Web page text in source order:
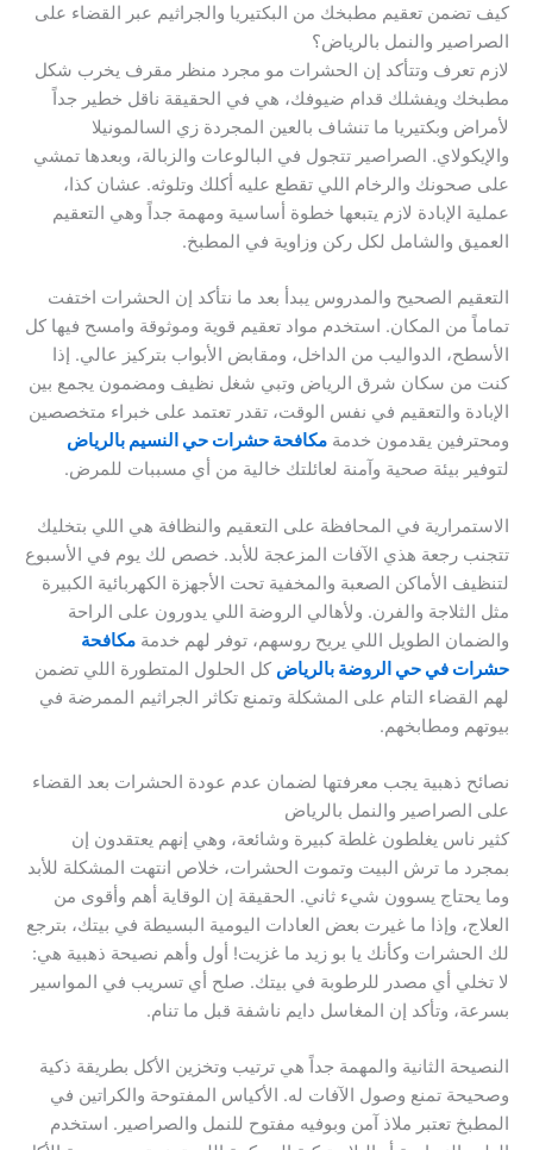
كيف تضمن تعقيم مطبخك من البكتيريا والجراثيم عبر القضاء على
الصراصير والنمل بالرياض؟
لازم تعرف وتتأكد إن الحشرات مو مجرد منظر مقرف يخرب شكل
مطبخك ويفشلك قدام ضيوفك، هي في الحقيقة ناقل خطير جداً
لأمراض وبكتيريا ما تنشاف بالعين المجردة زي السالمونيلا
والإيكولاي. الصراصير تتجول في البالوعات والزبالة، وبعدها تمشي
على صحونك والرخام اللي تقطع عليه أكلك وتلوثه. عشان كذا،
عملية الإبادة لازم يتبعها خطوة أساسية ومهمة جداً وهي التعقيم
العميق والشامل لكل ركن وزاوية في المطبخ.
التعقيم الصحيح والمدروس يبدأ بعد ما نتأكد إن الحشرات اختفت
تماماً من المكان. استخدم مواد تعقيم قوية وموثوقة وامسح فيها كل
الأسطح، الدواليب من الداخل، ومقابض الأبواب بتركيز عالي. إذا
كنت من سكان شرق الرياض وتبي شغل نظيف ومضمون يجمع بين
الإبادة والتعقيم في نفس الوقت، تقدر تعتمد على خبراء متخصصين
ومحترفين يقدمون خدمة مكافحة حشرات حي النسيم بالرياض
لتوفير بيئة صحية وآمنة لعائلتك خالية من أي مسببات للمرض.
الاستمرارية في المحافظة على التعقيم والنظافة هي اللي بتخليك
تتجنب رجعة هذي الآفات المزعجة للأبد. خصص لك يوم في الأسبوع
لتنظيف الأماكن الصعبة والمخفية تحت الأجهزة الكهربائية الكبيرة
مثل الثلاجة والفرن. ولأهالي الروضة اللي يدورون على الراحة
والضمان الطويل اللي يريح روسهم، توفر لهم خدمة مكافحة
حشرات في حي الروضة بالرياض كل الحلول المتطورة اللي تضمن
لهم القضاء التام على المشكلة وتمنع تكاثر الجراثيم الممرضة في
بيوتهم ومطابخهم.
نصائح ذهبية يجب معرفتها لضمان عدم عودة الحشرات بعد القضاء
على الصراصير والنمل بالرياض
كثير ناس يغلطون غلطة كبيرة وشائعة، وهي إنهم يعتقدون إن
بمجرد ما ترش البيت وتموت الحشرات، خلاص انتهت المشكلة للأبد
وما يحتاج يسوون شيء ثاني. الحقيقة إن الوقاية أهم وأقوى من
العلاج، وإذا ما غيرت بعض العادات اليومية البسيطة في بيتك، بترجع
لك الحشرات وكأنك يا بو زيد ما غزيت! أول وأهم نصيحة ذهبية هي:
لا تخلي أي مصدر للرطوبة في بيتك. صلح أي تسريب في المواسير
بسرعة، وتأكد إن المغاسل دايم ناشفة قبل ما تنام.
النصيحة الثانية والمهمة جداً هي ترتيب وتخزين الأكل بطريقة ذكية
وصحيحة تمنع وصول الآفات له. الأكياس المفتوحة والكراتين في
المطبخ تعتبر ملاذ آمن وبوفيه مفتوح للنمل والصراصير. استخدم